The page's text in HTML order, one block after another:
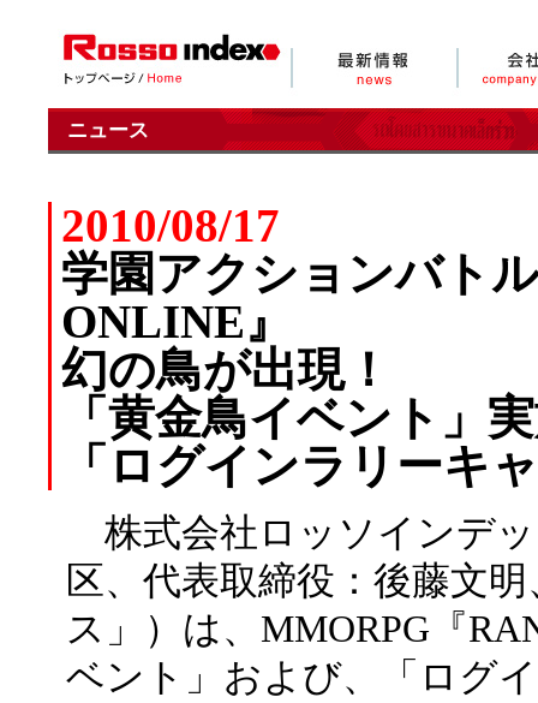
ニュース
2010/08/17
学園アクションバト
ONLINE』
幻の鳥が出現！
「黄金鳥イベント」
「ログインラリーキ
株式会社ロッソインデ
区、代表取締役：後藤文
ス」）は、MMORPG『
ベント」および、「ログ